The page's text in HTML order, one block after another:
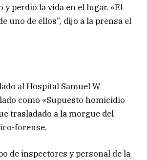
y perdió la vida en el lugar. «El
uno de ellos”, dijo a la prensa el
al Hospital Samuel W
como «Supuesto homicidio
trasladado a la morgue del
forense.
de inspectores y personal de la